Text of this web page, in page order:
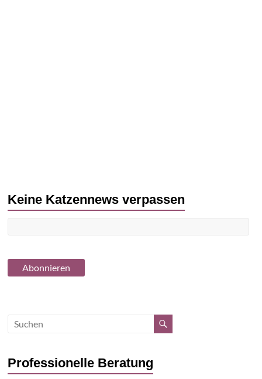
Keine Katzennews verpassen
Professionelle Beratung